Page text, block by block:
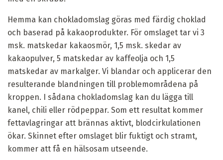
Hemma kan chokladomslag göras med färdig choklad
och baserad på kakaoprodukter. För omslaget tar vi 3
msk. matskedar kakaosmör, 1,5 msk. skedar av
kakaopulver, 5 matskedar av kaffeolja och 1,5
matskedar av markalger. Vi blandar och applicerar den
resulterande blandningen till problemområdena på
kroppen. I sådana chokladomslag kan du lägga till
kanel, chili eller rödpeppar. Som ett resultat kommer
fettavlagringar att brännas aktivt, blodcirkulationen
ökar. Skinnet efter omslaget blir fuktigt och stramt,
kommer att få en hälsosam utseende.